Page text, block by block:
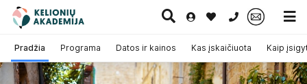
0 700 11007
Pradžia Programa Datos ir kainos Kas įskaičiuota Kaip